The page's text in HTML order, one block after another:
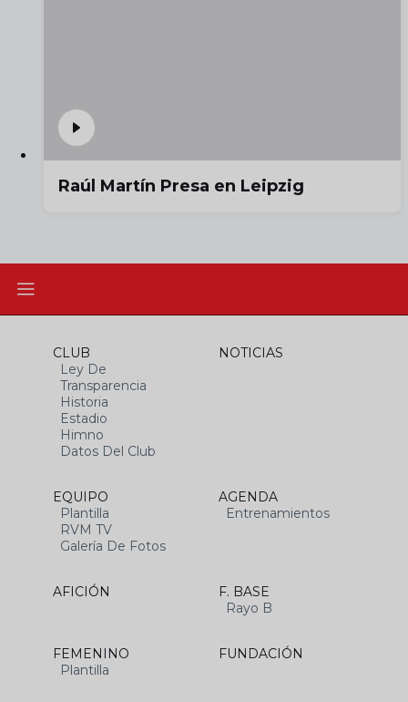
Raúl Martín Presa en Leipzig
CLUB
Ley De
Transparencia
Historia
Estadio
Himno
Datos Del Club
NOTICIAS
EQUIPO
Plantilla
RVM TV
Galería De Fotos
AGENDA
Entrenamientos
AFICIÓN
F. BASE
Rayo B
FEMENINO
Plantilla
FUNDACIÓN